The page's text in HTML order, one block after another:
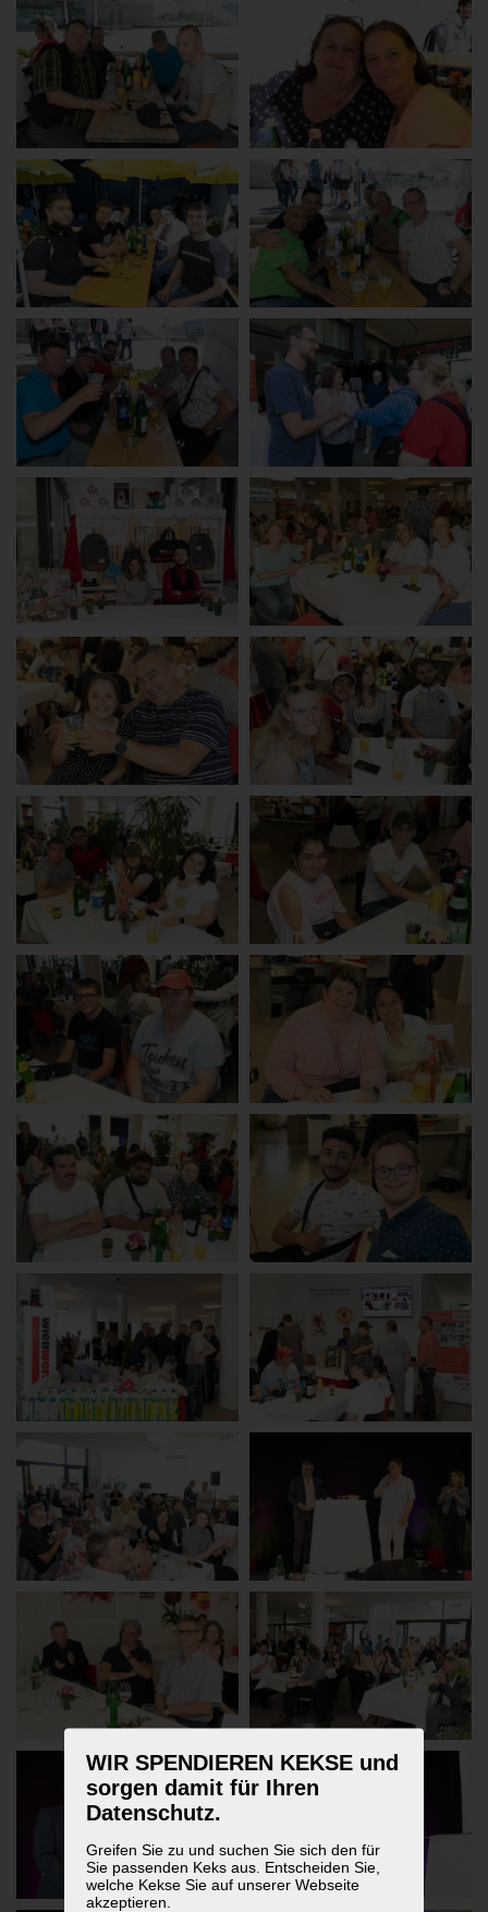
WIR SPENDIEREN KEKSE und
sorgen damit für Ihren
Datenschutz.
Greifen Sie zu und suchen Sie sich den für
Sie passenden Keks aus. Entscheiden Sie,
welche Kekse Sie auf unserer Webseite
akzeptieren.